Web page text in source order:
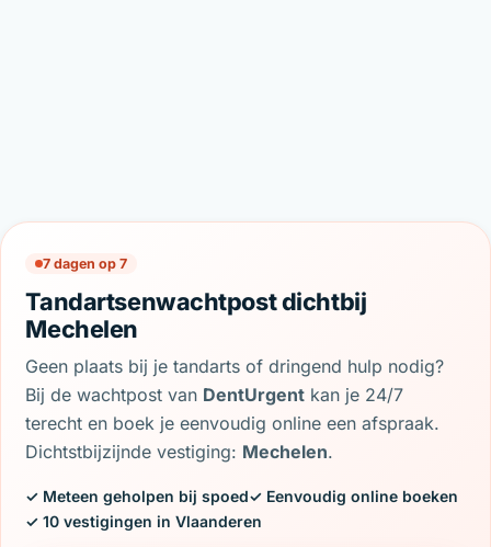
7 dagen op 7
Tandartsenwachtpost dichtbij
Mechelen
Geen plaats bij je tandarts of dringend hulp nodig?
Bij de wachtpost van DentUrgent kan je 24/7
terecht en boek je eenvoudig online een afspraak.
Dichtstbijzijnde vestiging: Mechelen.
✓ Meteen geholpen bij spoed✓ Eenvoudig online boeken
✓ 10 vestigingen in Vlaanderen